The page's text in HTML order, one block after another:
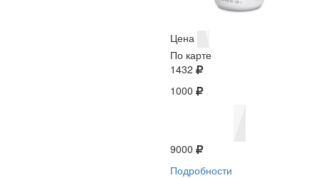
Цена
По карте
1432
1000
9000
Подробности